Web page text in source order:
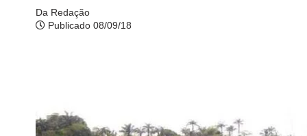
Da Redação
Publicado 08/09/18